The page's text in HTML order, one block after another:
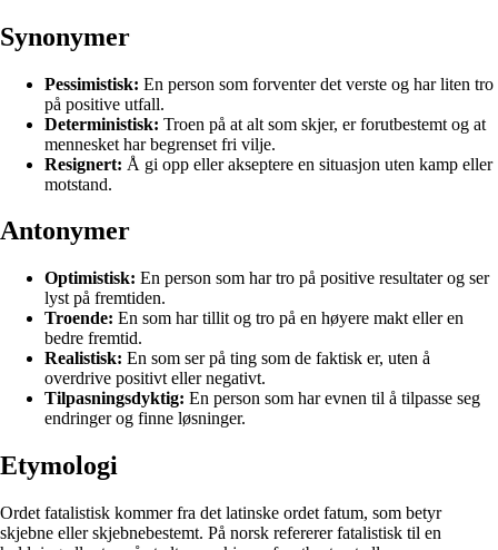
Synonymer
Pessimistisk: En person som forventer det verste og har liten tro
på positive utfall.
Deterministisk: Troen på at alt som skjer, er forutbestemt og at
mennesket har begrenset fri vilje.
Resignert: Å gi opp eller akseptere en situasjon uten kamp eller
motstand.
Antonymer
Optimistisk: En person som har tro på positive resultater og ser
lyst på fremtiden.
Troende: En som har tillit og tro på en høyere makt eller en
bedre fremtid.
Realistisk: En som ser på ting som de faktisk er, uten å
overdrive positivt eller negativt.
Tilpasningsdyktig: En person som har evnen til å tilpasse seg
endringer og finne løsninger.
Etymologi
Ordet fatalistisk kommer fra det latinske ordet fatum, som betyr
skjebne eller skjebnebestemt. På norsk refererer fatalistisk til en